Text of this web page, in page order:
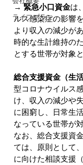
ライフプラン
→ 緊急小口資金は
ルス感染症の影響
より収入の減少が
時的な生計維持の
とする世帯が対象
総合支援資金（生
型コロナウイルス
け、収入の減少や
に困窮し、日常生
なっている世帯が
なお、総合支援資
ては、原則として
に向けた相談支援